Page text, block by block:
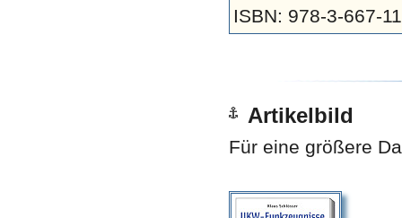
ISBN: 978-3-667-
Artikelbild
Für eine größere